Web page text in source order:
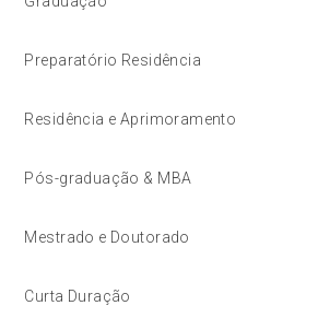
Preparatório Residência
Residência e Aprimoramento
Pós-graduação & MBA
Mestrado e Doutorado
Curta Duração